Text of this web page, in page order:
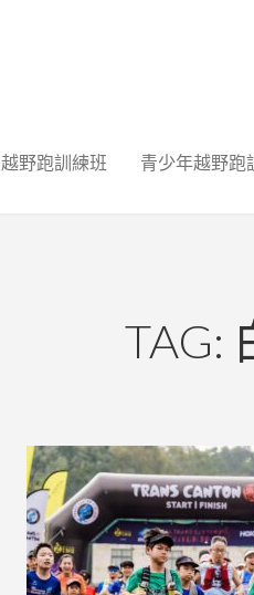
越野跑訓練班 青少年越野跑
TAG: